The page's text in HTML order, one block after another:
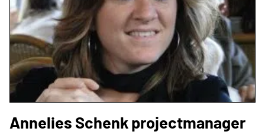
Annelies Schenk projectmanager